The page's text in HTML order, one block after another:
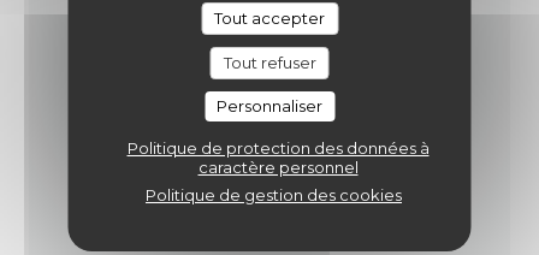
Tout accepter
Tout refuser
Personnaliser
Politique de protection des données à
caractère personnel
Politique de gestion des cookies
INFOS PRATIQUES
CUISINE
Pizza, sicilienne, Traditionnel, Italienne
TYPE DE RESTAURANT